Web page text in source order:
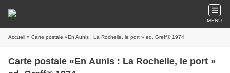
MENU
Accueil » Carte postale «En Aunis : La Rochelle, le port » ed. Greff© 1974
Carte postale «En Aunis : La Rochelle, le port »